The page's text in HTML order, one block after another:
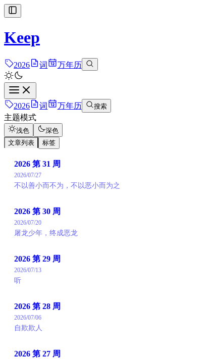
Keep
2026 词 万年历
2026 词 万年历 搜索
主题模式
浅色
深色
文章列表
标签
2026 第 31 周
2026/07/27
不以善小而不为，不以恶小而为之
2026 第 30 周
2026/07/20
屠龙少年，终成恶龙
2026 第 29 周
2026/07/13
听
2026 第 28 周
2026/07/06
自欺欺人
2026 第 27 周